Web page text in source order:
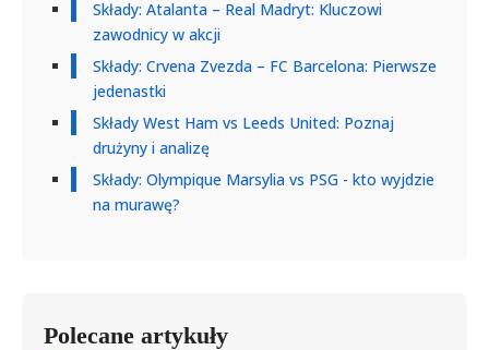
Składy: Atalanta – Real Madryt: Kluczowi
zawodnicy w akcji
Składy: Crvena Zvezda – FC Barcelona: Pierwsze
jedenastki
Składy West Ham vs Leeds United: Poznaj
drużyny i analizę
Składy: Olympique Marsylia vs PSG - kto wyjdzie
na murawę?
Polecane artykuły